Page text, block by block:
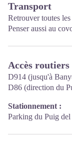
Transport
Retrouver toutes
Penser aussi au
Accès
D914 (jusqu'à
D86 (direction du
Stationnement :
Parking du Puig del